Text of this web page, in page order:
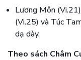
Lương Môn
(Vi.25) và Túc
dạ dày.
Theo sách Châm